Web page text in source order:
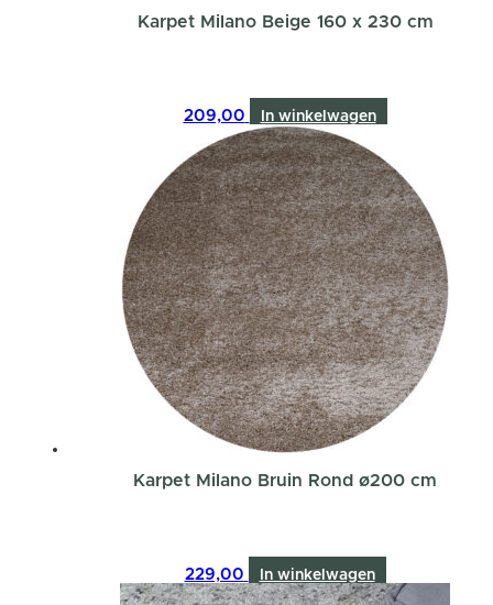
Karpet Milano Beige 160 x 230 cm
209,00 In winkelwagen
Karpet Milano Bruin Rond ø200 cm
229,00 In winkelwagen